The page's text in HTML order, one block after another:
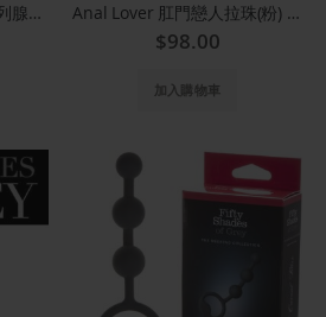
Masterted Birth 後庭前列腺按摩棒 4751 Anal Lover 肛門戀人拉珠(粉) 7072
$98.00
加入購物車